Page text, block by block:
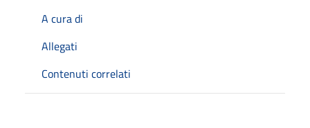
A cura di
Allegati
Contenuti correlati